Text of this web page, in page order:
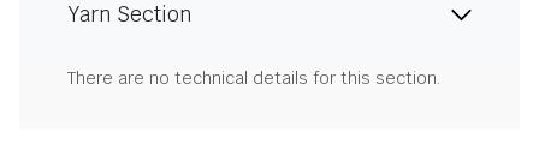
Yarn Section
There are no technical details for this section.